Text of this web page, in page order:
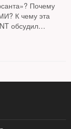
Почему
К чему эта
обсудил